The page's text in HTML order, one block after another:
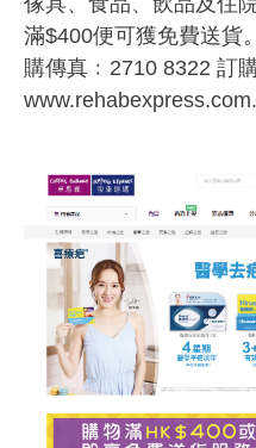
滿$400便可獲免費送貨
購傳真﹕2710 8322 訂